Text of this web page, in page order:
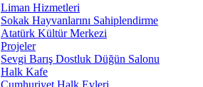
Liman Hizmetleri
Sokak Hayvanlarını Sahiplendirme
Atatürk Kültür Merkezi
Projeler
Sevgi Barış Dostluk Düğün Salonu
Halk Kafe
Cumhuriyet Halk Evleri